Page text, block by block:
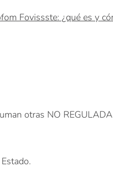
Fovissste: ¿qué es y
otras NO